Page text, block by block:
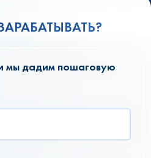
мы дадим пошаговую